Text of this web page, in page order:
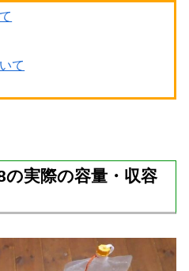
て
実際の容量・収容